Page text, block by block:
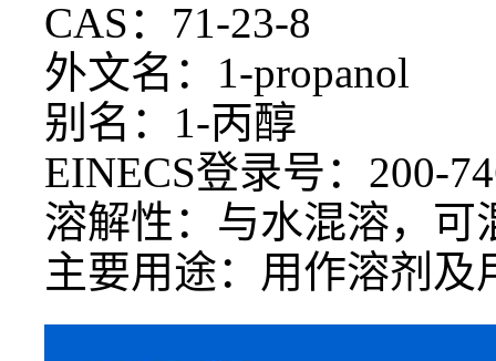
CAS：71-23-8
外文名： 1-propanol
别名： 1-丙醇
EINECS登录号：200-
溶解性：与水混溶，可
主要用途：用作溶剂